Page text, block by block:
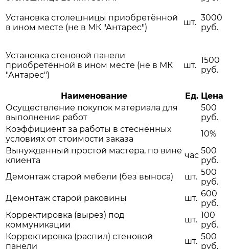
Установка столешницы приобретённой
в ином месте (не в МК "Антарес")
шт. 3000
руб.
Установка стеновой панели
приобретённой в ином месте (не в МК
"Антарес")
шт.
1500
руб.
Наименование Ед. Цена
Осуществление покупок материала для
выполнения работ
500
руб.
Коэффициент за работы в стеснённых
условиях от стоимости заказа
10%
Вынужденный простой мастера, по вине
клиента
час 500
руб.
Демонтаж старой мебели (без выноса)
шт. 500
руб.
Демонтаж старой раковины
шт. 600
руб.
Корректировка (вырез) под
коммуникации
шт. 100
руб.
Корректировка (распил) стеновой
панели
шт. 500
руб.